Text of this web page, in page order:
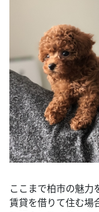
ここまで柏市の魅力
賃貸を借りて住む場